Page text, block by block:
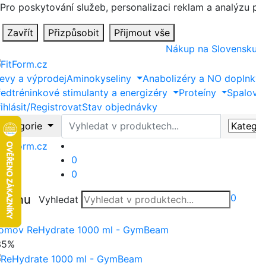
Pro poskytování služeb, personalizaci reklam a
Zavřít Přizpůsobit
Přijmout vše
Nákup na Slovensku
a výprodejAminokyseliny Anabolizéry a NO
stimulanty a energizéry
Proteíny
RegistrovatStav objednávky
Vyhledat
0
0
Vyhledat 0
ReHydrate 1000 ml - GymBeam